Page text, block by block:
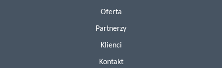
Oferta
Partnerzy
Klienci
Kontakt